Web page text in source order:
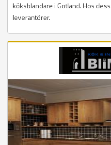
köksblandare i Gotland. Hos
leverantörer.